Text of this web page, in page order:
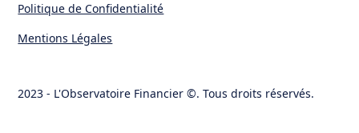
2023 - L'Observatoire Financier ©. Tous droits réservés.
Politique de Confidentialité
Mentions Légales